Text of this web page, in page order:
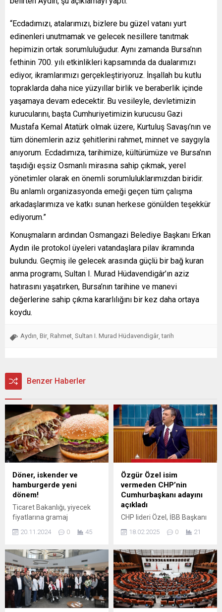
“Ecdadımızı, atalarımızı, bizlere bu güzel vatanı yurt
edinenleri unutmamak ve gelecek nesillere tanıtmak
hepimizin ortak sorumluluğudur. Aynı zamanda Bursa’nın
fethinin 700. yılı etkinlikleri kapsamında da dualarımızı
ediyor, ikramlarımızı gerçekleştiriyoruz. İnşallah bu kutlu
topraklarda daha nice yüzyıllar birlik ve beraberlik içinde
yaşamaya devam edecektir. Bu vesileyle, devletimizin
kurucularını, başta Cumhuriyetimizin kurucusu Gazi
Mustafa Kemal Atatürk olmak üzere, Kurtuluş Savaşı’nın ve
tüm dönemlerin aziz şehitlerini rahmet, minnet ve saygıyla
anıyorum. Ecdadımıza, tarihimize, kültürümüze ve Bursa’nın
taşıdığı eşsiz Osmanlı mirasına sahip çıkmak, yerel
yönetimler olarak en önemli sorumluluklarımızdan biridir.
Bu anlamlı organizasyonda emeği geçen tüm çalışma
arkadaşlarımıza ve katkı sunan herkese gönülden teşekkür
ediyorum.”
Konuşmaların ardından Osmangazi Belediye Başkanı Erkan
Aydın ile protokol üyeleri vatandaşlara pilav ikramında
bulundu. Geçmiş ile gelecek arasında güçlü bir bağ kuran
anma programı, Sultan I. Murad Hüdavendigâr’ın aziz
hatırasını yaşatırken, Bursa’nın tarihine ve manevi
değerlerine sahip çıkma kararlılığını bir kez daha ortaya
koydu.
Aydın Bir Rahmet Sultan I. Murad Hüdavendigâr ,tarih
Benzer Haberler
Döner, iskender ve
hamburgerde yeni
dönem!
Ticaret Bakanlığı, yiyecek
fiyatlarına gramaj
zorunluluğu getirerek
tüketicilerin doğru bilgiye
düzenleme, piyasalardaki
şeffaflığı artırmayı
hedefliyor. Detaylar ve
etkileri için makalemizi
okuyun.
20.11.2024 0 45
Özgür Özel isim
vermeden CHP’nin
Cumhurbaşkanı adayını
açıkladı
CHP lideri Özel, İBB Başkanı
Ekrem İmamoğlu'na üst
üste 5 soruşturma
bugün kürsüde çarpıcı
açıklamalar yaptı.
Gelişmeleri 'sivil darbe'
olarak değerlendiren Özel,
"Yapılanlar bir sonraki
Cumhurbaşkanına darbe
18.02.2025 0 21